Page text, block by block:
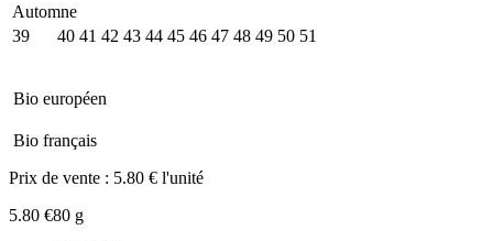
Automne
39
40 41 42 43 44 45 46 47 48 49 50 51
Bio européen
Bio français
Prix de vente : 5.80 € l'unité
5.80 €80 g